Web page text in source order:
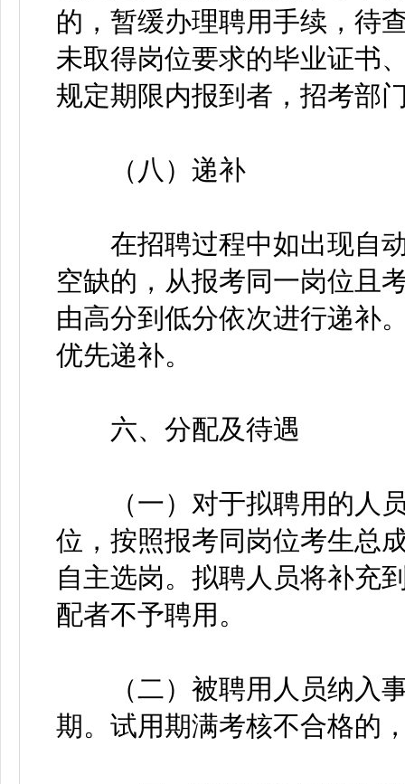
的，暂缓办理聘用手续，待
未取得岗位要求的毕业证书
规定期限内报到者，招考部
（八）递补
在招聘过程中如出现自动
空缺的，从报考同一岗位且
由高分到低分依次进行递补
优先递补。
六、分配及待遇
（一）对于拟聘用的人员
位，按照报考同岗位考生总
自主选岗。拟聘人员将补充
配者不予聘用。
（二）被聘用人员纳入事
期。试用期满考核不合格的